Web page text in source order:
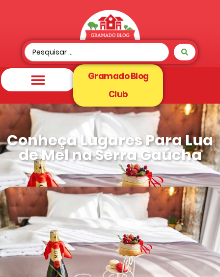
Gramado Blog
Club
Conheça Lugares Para Lua
de Mel na Serra Gaúcha